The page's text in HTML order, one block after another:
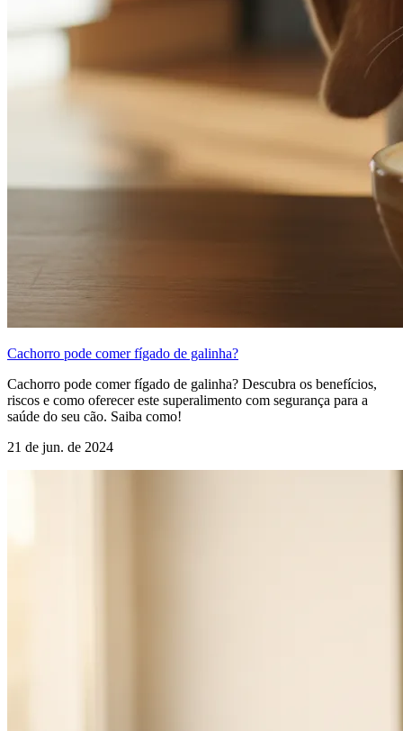
Cachorro pode comer fígado de galinha?
Cachorro pode comer fígado de galinha? Descubra os benefícios,
riscos e como oferecer este superalimento com segurança para a
saúde do seu cão. Saiba como!
21 de jun. de 2024